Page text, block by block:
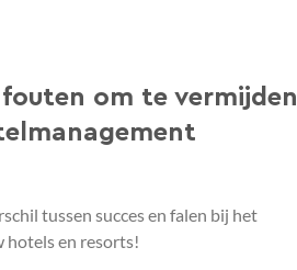
om te vermijden
tussen succes en falen bij het
hotels en resorts!